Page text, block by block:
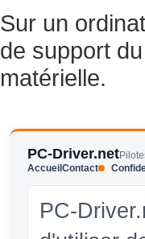
Sur un
de support
matérielle.
PC-Driver.net
Accueil Contact
PC-